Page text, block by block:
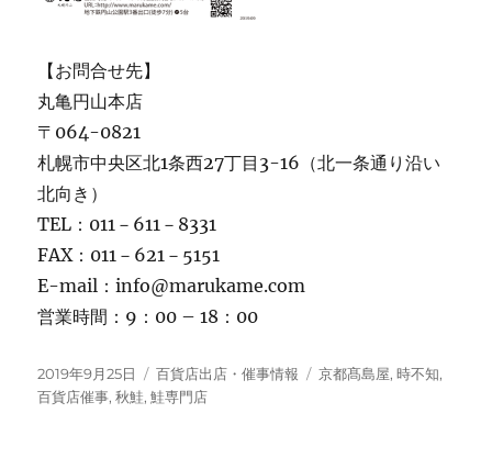
【お問合せ先】
丸亀円山本店
〒064-0821
札幌市中央区北1条西27丁目3-16（北一条通り沿い
北向き）
TEL：011－611－8331
FAX：011－621－5151
E-mail：info@marukame.com
営業時間：9：00 – 18：00
投
稿
2019年9月25日
カ
テ
百貨店出店・催事情報
タ
京都髙島屋,時不知,
百貨店催事,秋鮭,鮭専門店